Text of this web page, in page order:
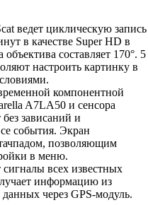
ведет циклическую запись
в качестве Super HD в
составляет 170°. 5
настроить картинку в
компонентной
A7LA50 и сенсора
зависаний и
события. Экран
позволяющим
в меню.
сигналы всех известных
информацию из
через GPS-модуль.